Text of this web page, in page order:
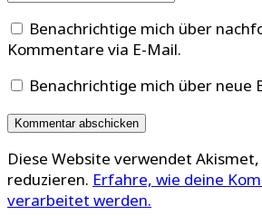
Benachrichtige mich über
Kommentare via E-Mail.
Benachrichtige mich über neue
Diese Website verwendet Akismet,
reduzieren. Erfahre, wie deine
verarbeitet werden.